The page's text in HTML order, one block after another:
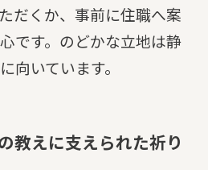
だくか、事前に住職へ案
です。のどかな立地は静
向いています。
教えに支えられた祈り